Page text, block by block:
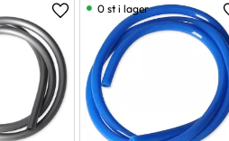
Lägg till i favoriter
0 st i lager